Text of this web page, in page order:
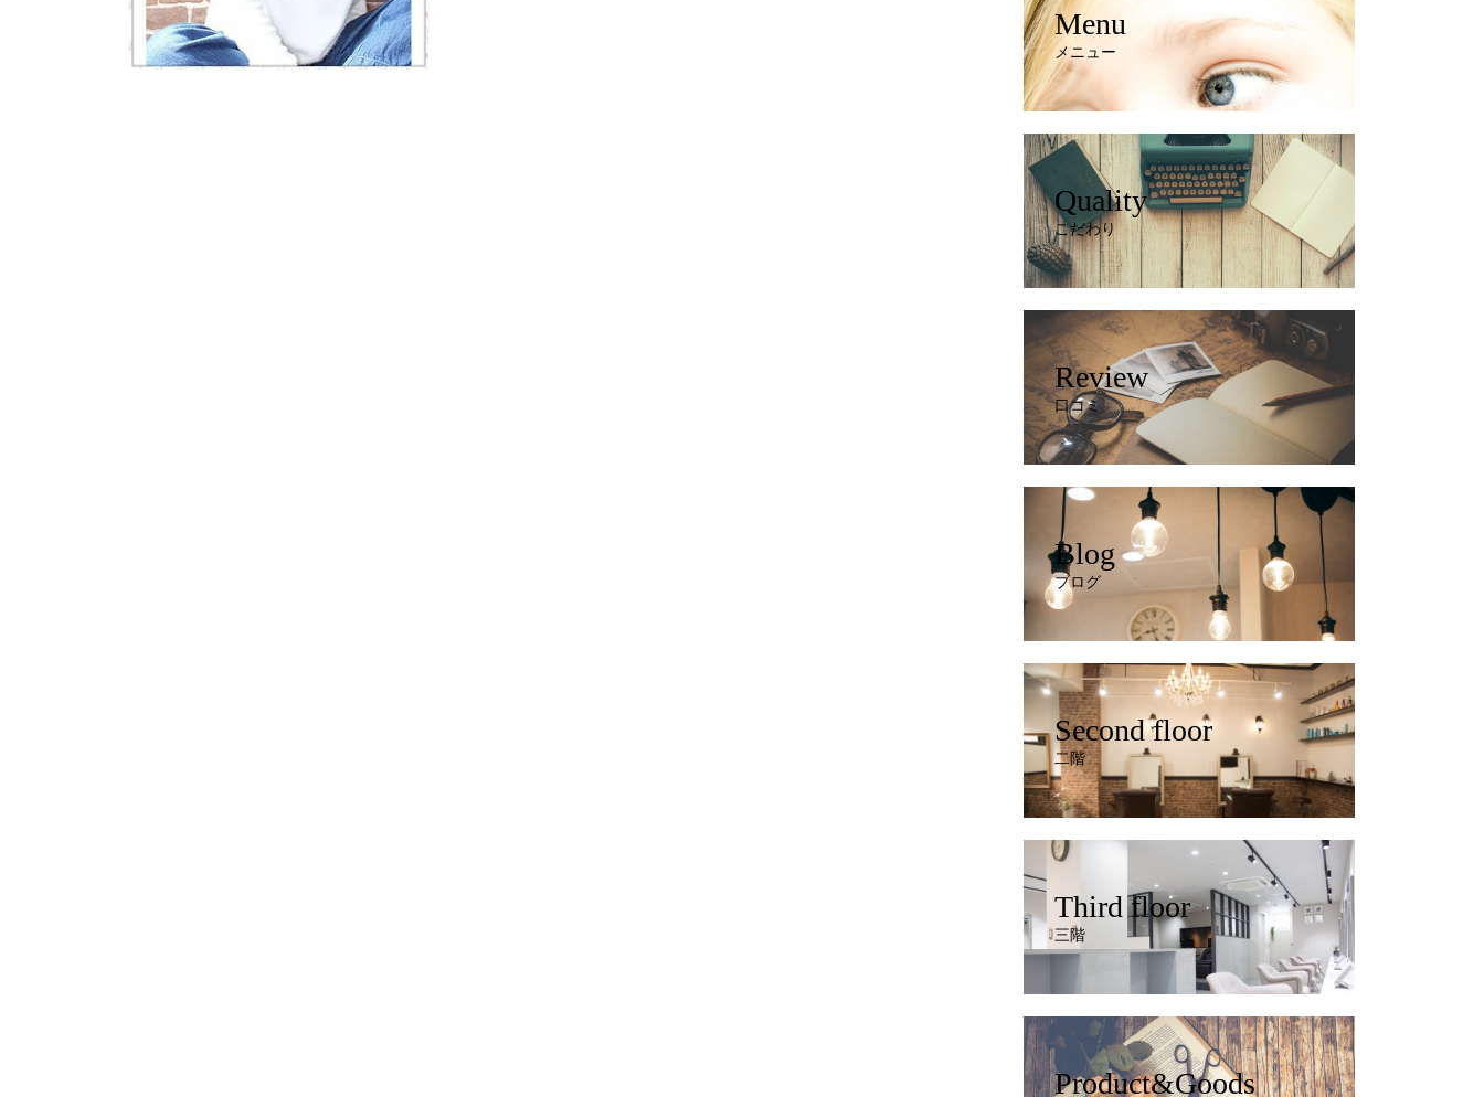
Menu
メニュー
Quality
こだわり
Review
口コミ
Blog
ブログ
Second floor
二階
Third floor
三階
Product&Goods